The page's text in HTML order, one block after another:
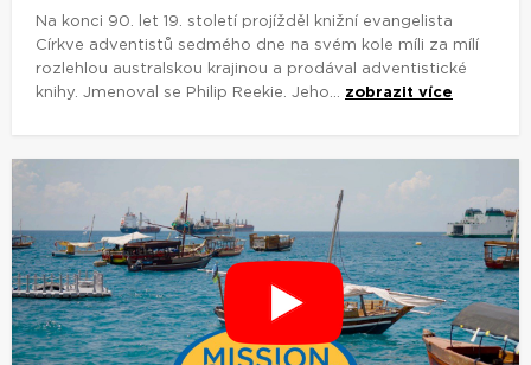
Na konci 90. let 19. století projížděl knižní evangelista
Církve adventistů sedmého dne na svém kole míli za mílí
rozlehlou australskou krajinou a prodával adventistické
knihy. Jmenoval se Philip Reekie. Jeho... zobrazit více